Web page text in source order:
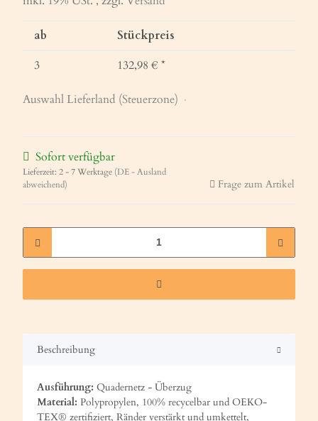
ab
Stückpreis
3
132,98 € *
Auswahl Lieferland (Steuerzone)
Sofort verfügbar
Lieferzeit:2 - 7 Werktage (DE - Ausland
abweichend)
Frage zum Artikel
Beschreibung
Ausführung: Quadernetz - Überzug
Material: Polypropylen, 100% recycelbar und OEKO-
TEX® zertifiziert, Ränder verstärkt und umkettelt,